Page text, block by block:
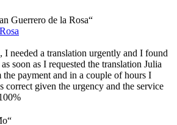
I needed a translation urgently and I found
soon as I requested the translation Julia
payment and in a couple of hours I
correct given the urgency and the service